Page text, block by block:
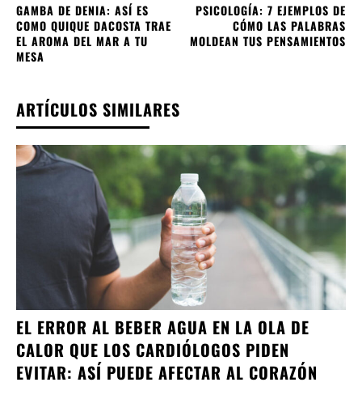
GAMBA DE DENIA: ASÍ ES
COMO QUIQUE DACOSTA TRAE
EL AROMA DEL MAR A TU
MESA
PSICOLOGÍA: 7 EJEMPLOS DE
CÓMO LAS PALABRAS
MOLDEAN TUS PENSAMIENTOS
ARTÍCULOS SIMILARES
EL ERROR AL BEBER AGUA EN LA OLA DE
CALOR QUE LOS CARDIÓLOGOS PIDEN
EVITAR: ASÍ PUEDE AFECTAR AL CORAZÓN